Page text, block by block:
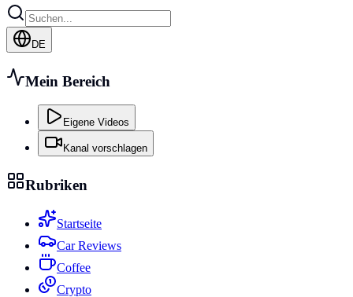
DE
Mein Bereich
Eigene Videos
Kanal vorschlagen
Rubriken
Startseite
Car Reviews
Coffee
Crypto